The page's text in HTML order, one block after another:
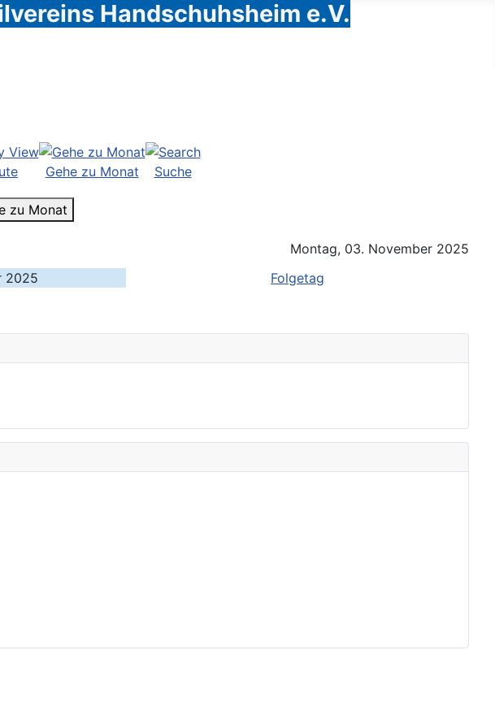
Handschuhsheim e.V.
Gehe zu Monat Suche
zu Monat
Montag, 03. November 2025
2025
Folgetag